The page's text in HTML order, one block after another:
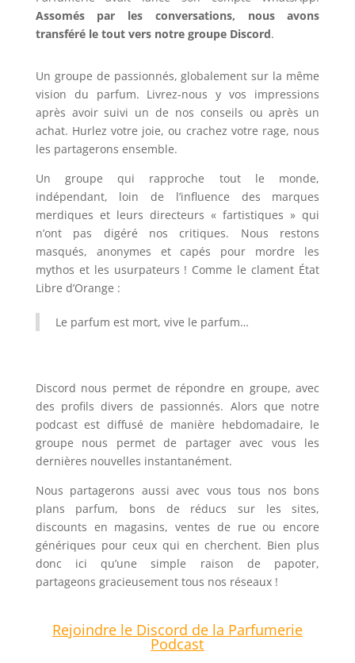
Assomés par les conversations, nous avons
transféré le tout vers notre groupe Discord.
Un groupe de passionnés, globalement sur la même
vision du parfum. Livrez-nous y vos impressions
après avoir suivi un de nos conseils ou après un
achat. Hurlez votre joie, ou crachez votre rage, nous
les partagerons ensemble.
Un groupe qui rapproche tout le monde,
indépendant, loin de l’influence des marques
merdiques et leurs directeurs « fartistiques » qui
n’ont pas digéré nos critiques. Nous restons
masqués, anonymes et capés pour mordre les
mythos et les usurpateurs ! Comme le clament État
Libre d’Orange :
Le parfum est mort, vive le parfum…
Discord nous permet de répondre en groupe, avec
des profils divers de passionnés. Alors que notre
podcast est diffusé de manière hebdomadaire, le
groupe nous permet de partager avec vous les
dernières nouvelles instantanément.
Nous partagerons aussi avec vous tous nos bons
plans parfum, bons de réducs sur les sites,
discounts en magasins, ventes de rue ou encore
génériques pour ceux qui en cherchent. Bien plus
donc ici qu’une simple raison de papoter,
partageons gracieusement tous nos réseaux !
Rejoindre le Discord de la Parfumerie
Podcast